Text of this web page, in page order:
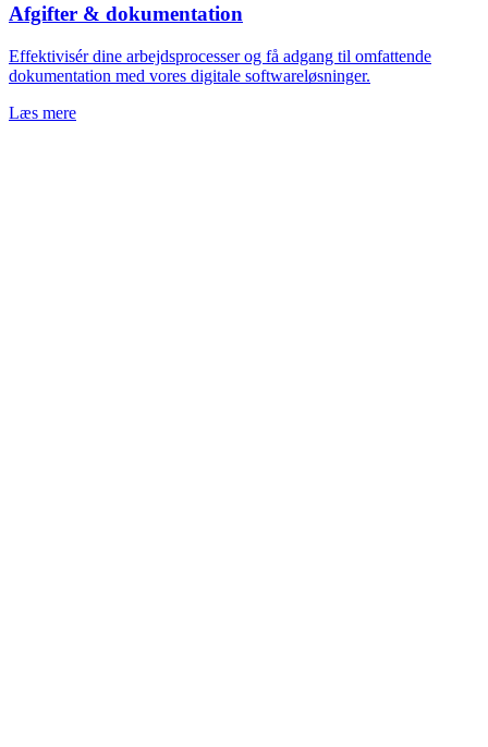
Afgifter & dokumentation
Effektivisér dine arbejdsprocesser og få adgang til omfattende
dokumentation med vores digitale softwareløsninger.
Læs mere